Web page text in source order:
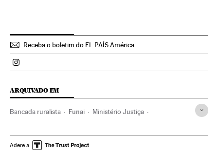
Receba o boletim do EL PAÍS América
Politica El País Brasil en Instagram
ARQUIVADO EM
Bancada ruralista Funai Ministério Justiça
Indígenas Associações políticas
Adere a